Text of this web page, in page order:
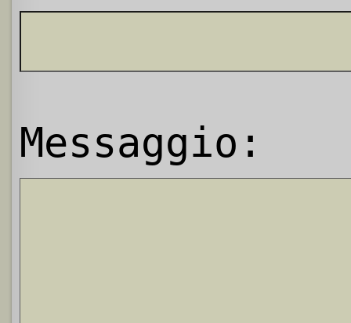
Messaggio: